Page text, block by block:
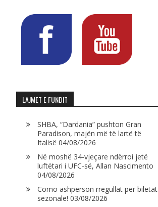
LAJMET E FUNDIT
SHBA, “Dardania” pushton Gran
Paradison, majën më të lartë të
Italisë 04/08/2026
Në moshë 34-vjeçare ndërroi jetë
luftëtari i UFC-së, Allan Nascimento
04/08/2026
Como ashpërson rregullat për biletat
sezonale! 03/08/2026